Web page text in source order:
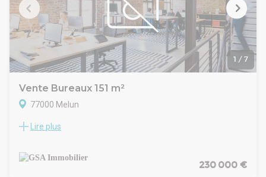
1 / 7
Vente Bureaux 151 m²
77000 Melun
MELUN (77), idéalement situé à proximité des axes routiers,
Kinésithérapeute avec 2 emplacements de parking en sous-
sol.
Lire plus
230 000 €